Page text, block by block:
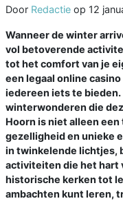
Door Redactie op 12
Wanneer de winter
vol betoverende
tot het comfort van je
een legaal online
iedereen iets te bieden.
winterwonderen die
Hoorn is niet alleen een
gezelligheid en unieke
in twinkelende lichtjes,
activiteiten die het hart
historische kerken tot
ambachten kunt leren,